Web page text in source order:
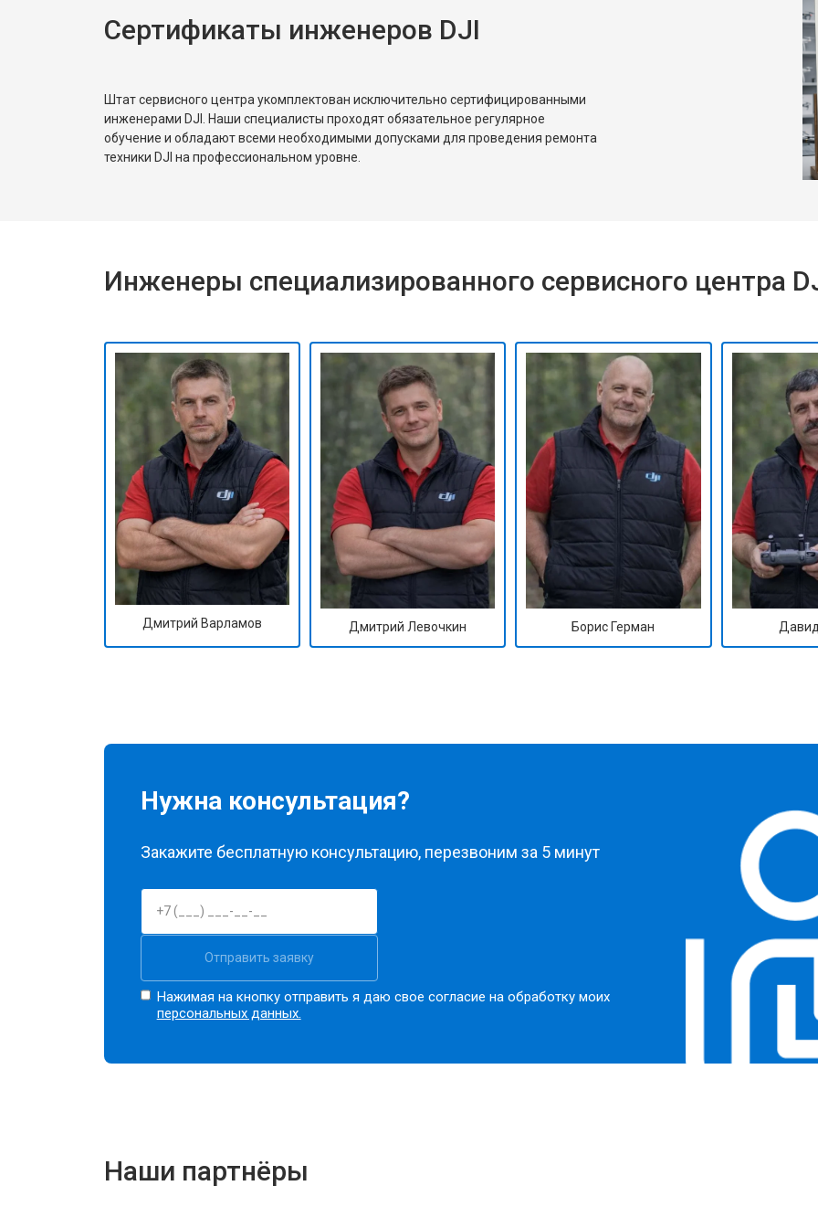
Сертификаты инженеров DJI
Штат сервисного центра укомплектован исключительно сертифицированными
инженерами DJI. Наши специалисты проходят обязательное регулярное
обучение и обладают всеми необходимыми допусками для проведения ремонта
техники DJI на профессиональном уровне.
Инженеры специализированного сервисного центра
Дмитрий Варламов Дмитрий Левочкин Борис Герман
Нужна консультация?
Закажите бесплатную консультацию, перезвоним за 5 минут
Отправить заявку
Нажимая на кнопку отправить я даю свое согласие на обработку моих
персональных данных.
Наши партнёры